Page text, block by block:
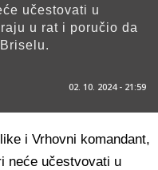
učestovati u
u rat i poručio da
02. 10. 2024 - 21:59
i Vrhovni komandant,
neće učestvovati u